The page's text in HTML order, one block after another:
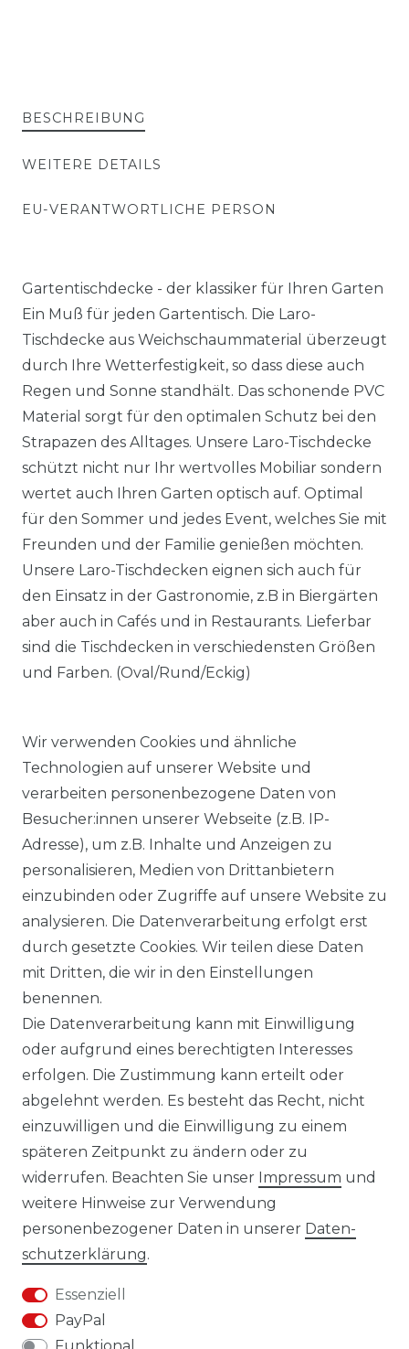
BESCHREIBUNG
WEITERE DETAILS
EU-VERANTWORTLICHE PERSON
Gartentischdecke - der klassiker für Ihren Garten
Ein Muß für jeden Gartentisch. Die Laro-
Tischdecke aus Weichschaummaterial überzeugt
durch Ihre Wetterfestigkeit, so dass diese auch
Regen und Sonne standhält. Das schonende PVC
Material sorgt für den optimalen Schutz bei den
Strapazen des Alltages. Unsere Laro-Tischdecke
schützt nicht nur Ihr wertvolles Mobiliar sondern
wertet auch Ihren Garten optisch auf. Optimal
für den Sommer und jedes Event, welches Sie mit
Freunden und der Familie genießen möchten.
Unsere Laro-Tischdecken eignen sich auch für
den Einsatz in der Gastronomie, z.B in Biergärten
aber auch in Cafés und in Restaurants. Lieferbar
sind die Tischdecken in verschiedensten Größen
und Farben. (Oval/Rund/Eckig)
KOSTENLOSER & SCHNELLER VERSAND
LIEFERZEIT ETWA 1 BIS 3 WERKTAGE
14 TAGE RÜCKGABERECHT
Laro-Shop.de
06233-7705680
info@laro-shop.de
Montag - Freitag, 09:00 - 17:00
Widerrufs­recht
Wir verwenden Cookies und ähnliche
Technologien auf unserer Website und
verarbeiten personenbezogene Daten von
Besucher:innen unserer Webseite (z.B. IP-
Adresse), um z.B. Inhalte und Anzeigen zu
personalisieren, Medien von Drittanbietern
einzubinden oder Zugriffe auf unsere Website zu
analysieren. Die Datenverarbeitung erfolgt erst
durch gesetzte Cookies. Wir teilen diese Daten
mit Dritten, die wir in den Einstellungen
benennen.
Die Datenverarbeitung kann mit Einwilligung
oder aufgrund eines berechtigten Interesses
erfolgen. Die Zustimmung kann erteilt oder
abgelehnt werden. Es besteht das Recht, nicht
einzuwilligen und die Einwilligung zu einem
späteren Zeitpunkt zu ändern oder zu
widerrufen. Beachten Sie unser Impressum und
weitere Hinweise zur Verwendung
personenbezogener Daten in unserer Daten­
schutz­erklärung.
Essenziell
PayPal